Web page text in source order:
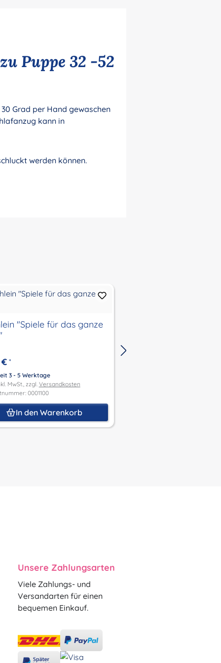
Puppe 32 -52
Grad per Hand gewaschen
kann in
werden können.
"Spiele für das ganze
*
3 - 5 Werktage
MwSt., zzgl. Versandkosten
0001100
In den Warenkorb
Unsere Zahlungsarten
Viele Zahlungs- und
Versandarten für einen
bequemen Einkauf.